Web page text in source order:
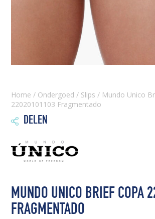
Home / Ondergoed / Slips / Mundo Unico
22020101103 Fragmentado
 DELEN
MUNDO UNICO BRIEF COPA
FRAGMENTADO